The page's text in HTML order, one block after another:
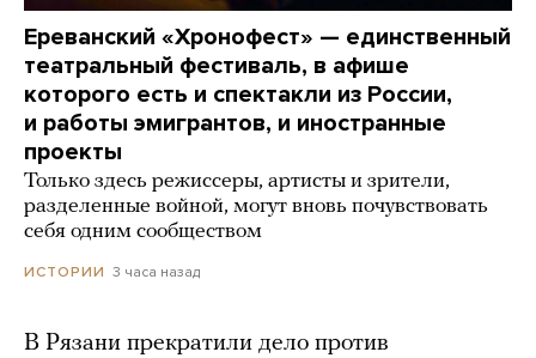
Ереванский «Хронофест» — единственный
театральный фестиваль, в афише
которого есть и спектакли из России,
и работы эмигрантов, и иностранные
проекты
Только здесь режиссеры, артисты и зрители,
разделенные войной, могут вновь почувствовать
себя одним сообществом
ИСТОРИИ 3 часа назад
В Рязани прекратили дело против